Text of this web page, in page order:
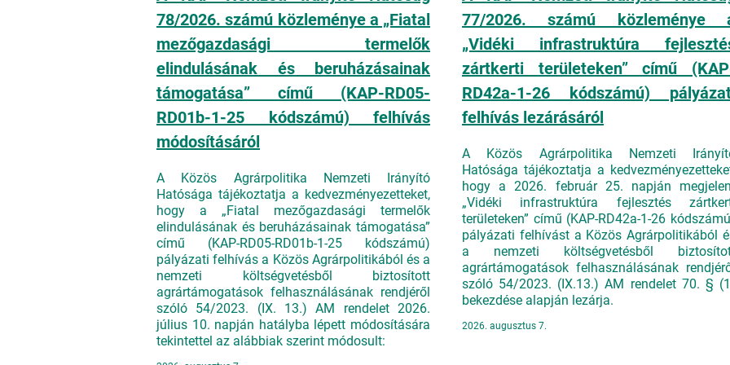
78/2026. számú közleménye a „Fiatal
mezőgazdasági termelők
elindulásának és beruházásainak
támogatása” című (KAP-RD05-
RD01b-1-25 kódszámú) felhívás
módosításáról
A Közös Agrárpolitika Nemzeti Irányító
Hatósága tájékoztatja a kedvezményezetteket,
hogy a „Fiatal mezőgazdasági termelők
elindulásának és beruházásainak támogatása”
című (KAP-RD05-RD01b-1-25 kódszámú)
pályázati felhívás a Közös Agrárpolitikából és a
nemzeti költségvetésből biztosított
agrártámogatások felhasználásának rendjéről
szóló 54/2023. (IX. 13.) AM rendelet 2026.
július 10. napján hatályba lépett módosítására
tekintettel az alábbiak szerint módosult:
77/2026. számú közleménye
„Vidéki infrastruktúra
zártkerti területeken” című
RD42a-1-26 kódszámú)
felhívás lezárásáról
A Közös Agrárpolitika Nemzeti
Hatósága tájékoztatja a
hogy a 2026. február 25. napján
„Vidéki infrastruktúra fejlesztés
területeken” című (KAP-RD42a-1-26
pályázati felhívást a Közös Agrárpolitikából
a nemzeti költségvetésből
agrártámogatások felhasználásának
szóló 54/2023. (IX.13.) AM rendelet 70. §
bekezdése alapján lezárja.
2026. augusztus 7.